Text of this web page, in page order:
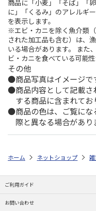
商品に「小麦」「そば」「
に」「くるみ」のアレルギ
を表示します。
※エビ・カニを除く魚介類
された加工品も含む）は、
いる場合があります。 また
ビ・カニを食べている可能性
その他
商品写真はイメージで
商品内容として記載
する商品に含まれてお
商品の色は、ご覧に
際と異なる場合があり
ホーム ネットショップ
ご利用ガイド
お問い合わせ